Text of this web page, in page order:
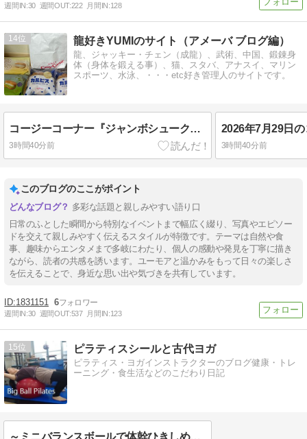
週間IN:30 週間OUT:222 月間IN:128
14 龍好きYUMIのサイト（アメーバ ブログ編）
龍、ジャッキー・チェン（成龍）、武術、中国、鍛錬身
体（身体を鍛える事）、猫、スタバ、アナスイ、マリン
スポーツ、水泳、・・・etc好き管理人のサイトです。
コージーコーナー『ジャンボシュークリーム カルピス』～～♪(*^▽^*)
3時間40分前 3時間40分前
このブログのここがポイント
多彩な話題と親しみやすい語り口
日常のふとした瞬間から特別なイベントまで幅広く綴り、写真やエピソー
ドを交えて親しみやすく伝えるスタイルが特徴です。テーマは自然や食
事、趣味からエンタメまで多岐にわたり、個人の感動や発見を丁寧に描き
ながら、読者の共感を誘います。ユーモアと温かみをもって日々の楽しさ
を伝えることで、身近な思い出や気づきを共有しています。
1831151 6
週間IN:30 週間OUT:537 月間IN:123
15 ピラティスシールと古代ヨガ
ピラティス・ヨガインストラクターのブログ健康・トレ
ーニング・食生活などのこだわり日記